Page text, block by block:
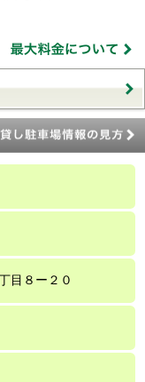
目８ー２０